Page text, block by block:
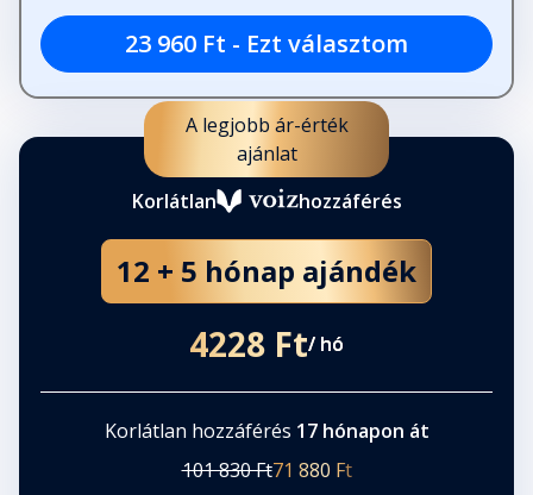
23 960 Ft - Ezt választom
A legjobb ár-érték
ajánlat
Korlátlan
hozzáférés
12 + 5 hónap ajándék
4228 Ft/ hó
Korlátlan hozzáférés 17 hónapon át
101 830 Ft71 880 Ft